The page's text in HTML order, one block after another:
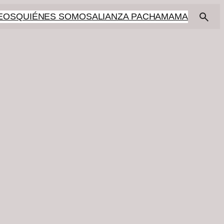
QUIÉNES SOMOSALIANZA PACHAMAMA